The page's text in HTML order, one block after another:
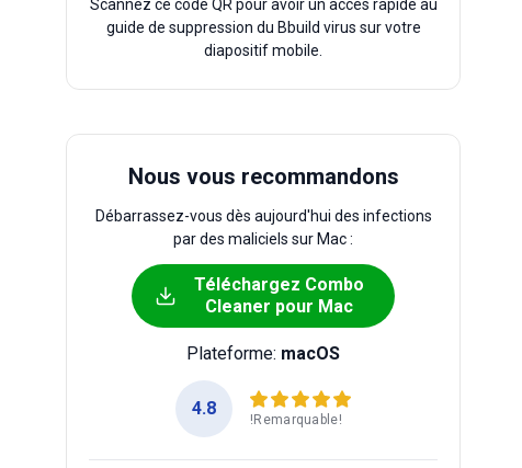
Scannez ce code QR pour avoir un accès rapide au
guide de suppression du Bbuild virus sur votre
diapositif mobile.
Nous vous recommandons
Débarrassez-vous dès aujourd'hui des infections
par des maliciels sur Mac :
Téléchargez Combo
Cleaner pour Mac
Plateforme: macOS
4.8
!Remarquable!